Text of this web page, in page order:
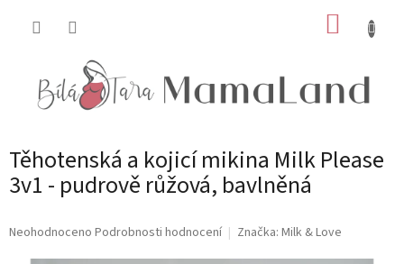
Těhotenská a kojicí mikina Milk Please
3v1 - pudrově růžová, bavlněná
Průměrné
Neohodnoceno Podrobnosti hodnocení Značka: Milk & Love